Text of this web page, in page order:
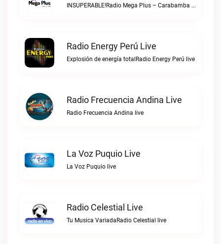
INSUPERABLE!Radio Mega Plus – Carabamba live
Radio Energy Perú Live
Explosión de energía totalRadio Energy Perú live
Radio Frecuencia Andina Live
Radio Frecuencia Andina live
La Voz Puquio Live
La Voz Puquio live
Radio Celestial Live
Tu Musica VariadaRadio Celestial live